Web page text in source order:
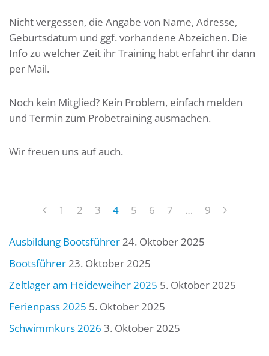
Nicht vergessen, die Angabe von Name, Adresse,
Geburtsdatum und ggf. vorhandene Abzeichen. Die
Info zu welcher Zeit ihr Training habt erfahrt ihr dann
per Mail.
Noch kein Mitglied? Kein Problem, einfach melden
und Termin zum Probetraining ausmachen.
Wir freuen uns auf auch.
1 2 3 4 5 6 7 … 9
Ausbildung Bootsführer24. Oktober 2025
Bootsführer23. Oktober 2025
Zeltlager am Heideweiher 2025 5. Oktober 2025
Ferienpass 2025 5. Oktober 2025
Schwimmkurs 2026 3. Oktober 2025